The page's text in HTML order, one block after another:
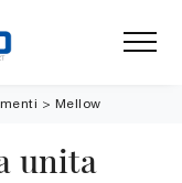
> Mellow
unita